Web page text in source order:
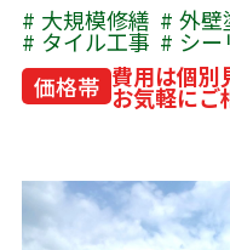
大規模修繕 外壁
タイル工事
シー
価格帯 費用は個別
お気軽にご